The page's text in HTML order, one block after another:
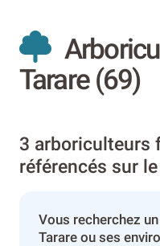
Tarare (69)
3 arboriculteurs
référencés sur
Vous recherchez
Tarare ou ses